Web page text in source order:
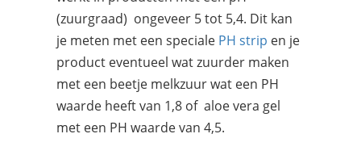
(zuurgraad) ongeveer 5 tot 5,4. Dit kan
je meten met een speciale PH strip en je
product eventueel wat zuurder maken
met een beetje melkzuur wat een PH
waarde heeft van 1,8 of aloe vera gel
met een PH waarde van 4,5.